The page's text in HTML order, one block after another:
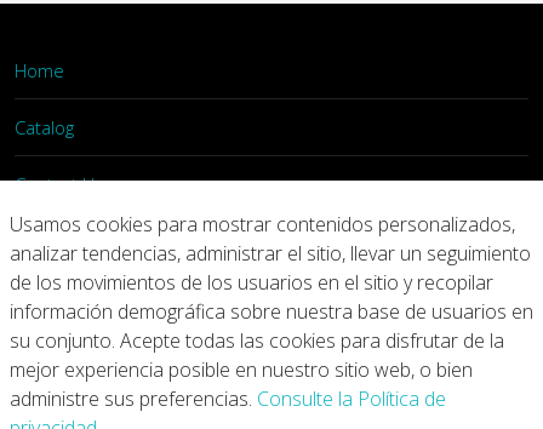
Home
Catalog
Contact Us
Login
Home Catalog Contact Us
Copyright © 2026 Arconic
Usamos cookies para mostrar contenidos personalizados,
analizar tendencias, administrar el sitio, llevar un seguimiento
de los movimientos de los usuarios en el sitio y recopilar
información demográfica sobre nuestra base de usuarios en
su conjunto. Acepte todas las cookies para disfrutar de la
mejor experiencia posible en nuestro sitio web, o bien
administre sus preferencias. Consulte la Política de